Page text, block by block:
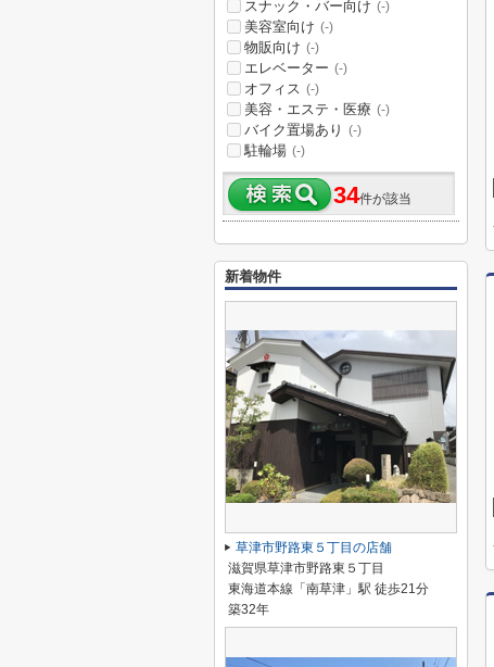
スナック・バー向け (-)
美容室向け (-)
物販向け (-)
エレベーター (-)
オフィス (-)
美容・エステ・医療 (-)
バイク置場あり (-)
駐輪場 (-)
34件が該当
新着物件
草津市野路東５丁目の店舗
滋賀県草津市野路東５丁目
東海道本線「南草津」駅 徒歩21分
築32年